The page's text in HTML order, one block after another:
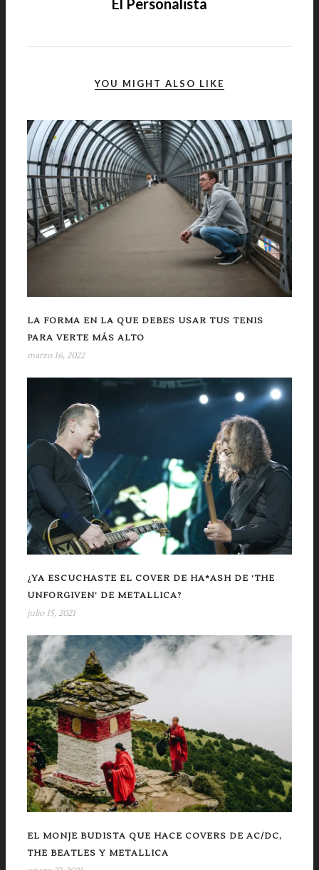
El Personalista
YOU MIGHT ALSO LIKE
LA FORMA EN LA QUE DEBES USAR TUS TENIS
PARA VERTE MÁS ALTO
marzo 16, 2022
¿YA ESCUCHASTE EL COVER DE HA*ASH DE ‘THE
UNFORGIVEN’ DE METALLICA?
julio 15, 2021
EL MONJE BUDISTA QUE HACE COVERS DE AC/DC,
THE BEATLES Y METALLICA